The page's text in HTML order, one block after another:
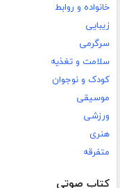
خانواده و روابط
زیبایی
سرگرمی
سلامت و تغذیه
کودک و نوجوان
موسیقی
ورزشی
هنری
متفرقه
کتاب صوتی